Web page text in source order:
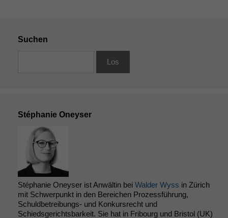
Suchen
Stéphanie Oneyser
Stéphanie Oneyser ist Anwältin bei Walder Wyss in Zürich
mit Schwerpunkt in den Bereichen Prozessführung,
Schuldbetreibungs- und Konkursrecht und
Schiedsgerichtsbarkeit. Sie hat in Fribourg und Bristol (UK)